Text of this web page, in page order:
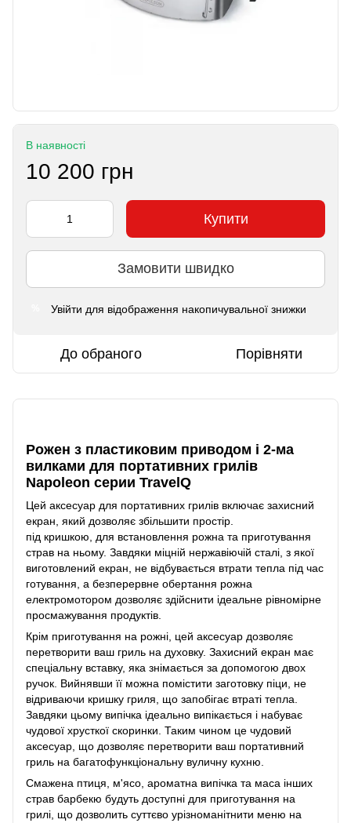
В наявності
10 200 грн
Купити
Замовити швидко
Увійти для відображення накопичувальної знижки
До обраного Порівняти
Рожен з пластиковим приводом і 2-ма
вилками для портативних грилів
Napoleon серии TravelQ
Цей аксесуар для портативних грилів включає захисний
екран, який дозволяє збільшити простір.
під кришкою, для встановлення рожна та приготування
страв на ньому. Завдяки міцній нержавіючій сталі, з якої
виготовлений екран, не відбувається втрати тепла під час
готування, а безперервне обертання рожна
електромотором дозволяє здійснити ідеальне рівномірне
просмажування продуктів.
Крім приготування на рожні, цей аксесуар дозволяє
перетворити ваш гриль на духовку. Захисний екран має
спеціальну вставку, яка знімається за допомогою двох
ручок. Вийнявши її можна помістити заготовку піци, не
відриваючи кришку гриля, що запобігає втраті тепла.
Завдяки цьому випічка ідеально випікається і набуває
чудової хрусткої скоринки. Таким чином це чудовий
аксесуар, що дозволяє перетворити ваш портативний
гриль на багатофункціональну вуличну кухню.
Смажена птиця, м'ясо, ароматна випічка та маса інших
страв барбекю будуть доступні для приготування на
грилі, що дозволить суттєво урізноманітнити меню на